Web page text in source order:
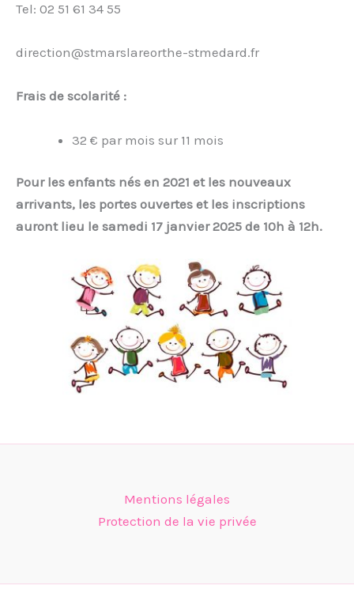
Tel: 02 51 61 34 55
direction@stmarslareorthe-stmedard.fr
Frais de scolarité :
32 € par mois sur 11 mois
Pour les enfants nés en 2021 et les nouveaux
arrivants, les portes ouvertes et les inscriptions
auront lieu le samedi 17 janvier 2025 de 10h à 12h.
Mentions légales
Protection de la vie privée